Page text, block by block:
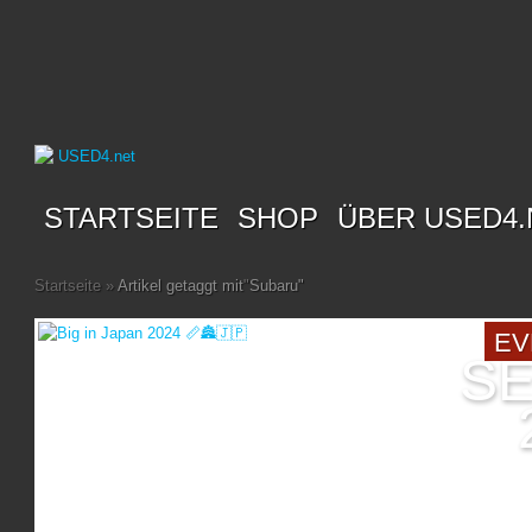
STARTSEITE SHOP ÜBER
Startseite » Artikel getaggt mit"Subaru"